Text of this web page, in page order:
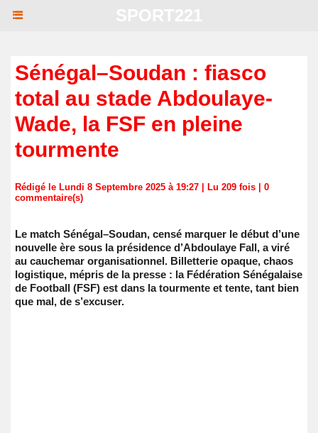
Sénégal–Soudan : fiasco
total au stade Abdoulaye-
Wade, la FSF en pleine
tourmente
Rédigé le Lundi 8 Septembre 2025 à 19:27 | Lu 209 fois | 0
commentaire(s)
Le match Sénégal–Soudan, censé marquer le début d’une
nouvelle ère sous la présidence d’Abdoulaye Fall, a viré
au cauchemar organisationnel. Billetterie opaque, chaos
logistique, mépris de la presse : la Fédération Sénégalaise
de Football (FSF) est dans la tourmente et tente, tant bien
que mal, de s’excuser.